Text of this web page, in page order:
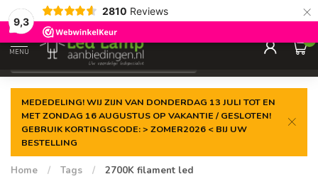
9,3
2810 Reviews ×
Gegarandeerde delaagste prijs
MENU
0
MEDEDELING! WIJ ZIJN VAN DONDERDAG 13 JULI TOT EN
MET ZONDAG 16 AUGUSTUS OP VAKANTIE / GESLOTEN!
GEBRUIK KORTINGSCODE: > ZOMER2026 < BIJ UW
BESTELLING
Home / Tags / 2700K filament led